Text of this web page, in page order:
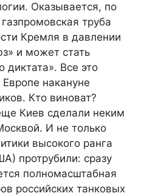
Оказывается, по
труба
Кремля в давлении
и может стать
диктата». Все это
накануне
Кто виноват?
Киев сделали неким
И не только
высокого ранга
протрубили: сразу
полномасштабная
российских танковых